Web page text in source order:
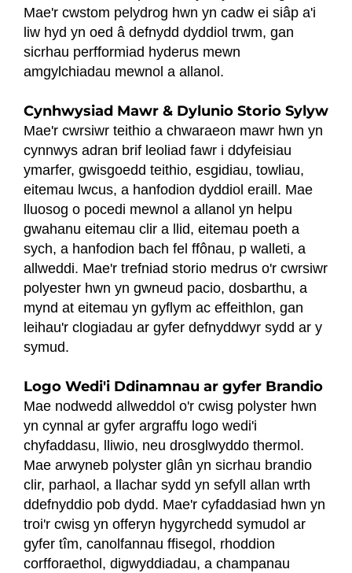
Mae'r cwstom pelydrog hwn yn cadw ei siâp a'i
liw hyd yn oed â defnydd dyddiol trwm, gan
sicrhau perfformiad hyderus mewn
amgylchiadau mewnol a allanol.
Cynhwysiad Mawr & Dylunio Storio Sylyw
Mae'r cwrsiwr teithio a chwaraeon mawr hwn yn
cynnwys adran brif leoliad fawr i ddyfeisiau
ymarfer, gwisgoedd teithio, esgidiau, towliau,
eitemau lwcus, a hanfodion dyddiol eraill. Mae
lluosog o pocedi mewnol a allanol yn helpu
gwahanu eitemau clir a llid, eitemau poeth a
sych, a hanfodion bach fel ffônau, p walleti, a
allweddi. Mae'r trefniad storio medrus o'r cwrsiwr
polyester hwn yn gwneud pacio, dosbarthu, a
mynd at eitemau yn gyflym ac effeithlon, gan
leihau'r clogiadau ar gyfer defnyddwyr sydd ar y
symud.
Logo Wedi'i Ddinamnau ar gyfer Brandio
Mae nodwedd allweddol o'r cwisg polyster hwn
yn cynnal ar gyfer argraffu logo wedi'i
chyfaddasu, lliwio, neu drosglwyddo thermol.
Mae arwyneb polyster glân yn sicrhau brandio
clir, parhaol, a llachar sydd yn sefyll allan wrth
ddefnyddio pob dydd. Mae'r cyfaddasiad hwn yn
troi'r cwisg yn offeryn hygyrchedd symudol ar
gyfer tîm, canolfannau ffisegol, rhoddion
corfforaethol, digwyddiadau, a champanau